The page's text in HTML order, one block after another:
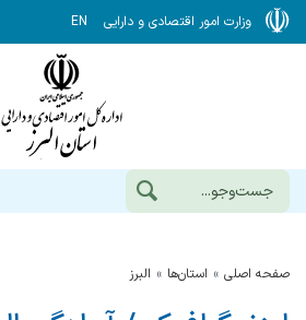
وزارت امور اقتصادی و دارایی EN
صفحه اصلی استان‌ها البرز